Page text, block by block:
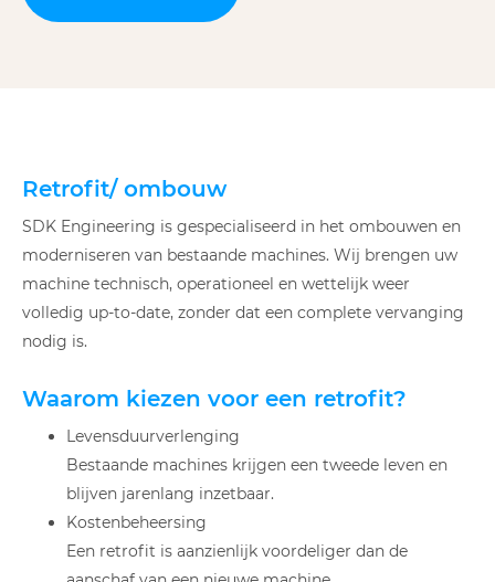
Retrofit/ ombouw
SDK Engineering is gespecialiseerd in het ombouwen en
moderniseren van bestaande machines. Wij brengen uw
machine technisch, operationeel en wettelijk weer
volledig up-to-date, zonder dat een complete vervanging
nodig is.
Waarom kiezen voor een retrofit?
Levensduurverlenging
Bestaande machines krijgen een tweede leven en
blijven jarenlang inzetbaar.
Kostenbeheersing
Een retrofit is aanzienlijk voordeliger dan de